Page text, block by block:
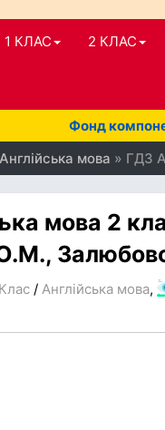
1 КЛАС 2 КЛАС
Фонд
Англійська мова » ГДЗ
мова 2
/ Англійська мова,